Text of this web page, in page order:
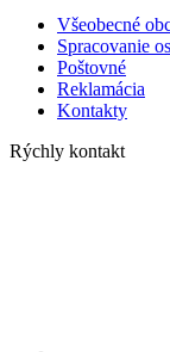
Všeobecné
Spracovanie
Poštovné
Reklamácia
Kontakty
Rýchly kontakt